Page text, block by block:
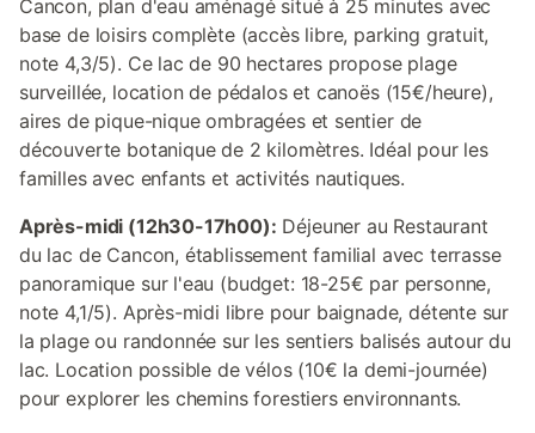
Cancon, plan d'eau aménagé situé à 25 minutes avec
base de loisirs complète (accès libre, parking gratuit,
note 4,3/5). Ce lac de 90 hectares propose plage
surveillée, location de pédalos et canoës (15€/heure),
aires de pique-nique ombragées et sentier de
découverte botanique de 2 kilomètres. Idéal pour les
familles avec enfants et activités nautiques.
Après-midi (12h30-17h00): Déjeuner au Restaurant
du lac de Cancon, établissement familial avec terrasse
panoramique sur l'eau (budget: 18-25€ par personne,
note 4,1/5). Après-midi libre pour baignade, détente sur
la plage ou randonnée sur les sentiers balisés autour du
lac. Location possible de vélos (10€ la demi-journée)
pour explorer les chemins forestiers environnants.